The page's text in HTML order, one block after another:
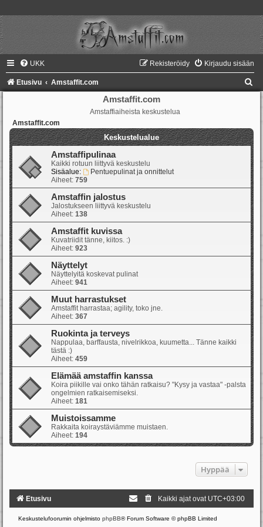
UKK Kirjaudu sisään
Rekisteröidy
Etusivu Amstaffit.com
Amstaffit.com
Amstaffiaiheista keskustelua
Amstaffit.com
Keskustelualue
Amstaffipulinaa
Kaikki rotuun liittyvä keskustelu
Sisäalue:
Pentuepulinat ja onnittelut
Aiheet: 759
Amstaffin jalostus
Jalostukseen liittyvä keskustelu
Aiheet: 138
Amstaffit kuvissa
Kuvatriidit tänne, kiitos. :)
Aiheet: 923
Näyttelyt
Näyttelyitä koskevat pulinat
Aiheet: 941
Muut harrastukset
Amstaffit harrastaa; agility, toko jne.
Aiheet: 367
Ruokinta ja terveys
Nappulaa, barffausta, nivelrikkoa, kuumetta... Tänne kaikki
tästä :)
Aiheet: 459
Elämää amstaffin kanssa
Koira piikille vai onko tähän ratkaisu? "Kysy ja vastaa" -palsta
ongelmien ratkaisemiseksi.
Aiheet: 181
Muistoissamme
Rakkaita koiraystäviämme muistaen.
Aiheet: 194
Hyppää
Etusivu Kaikki ajat ovat UTC+03:00
Keskustelufoorumin ohjelmisto phpBB® Forum Software © phpBB Limited